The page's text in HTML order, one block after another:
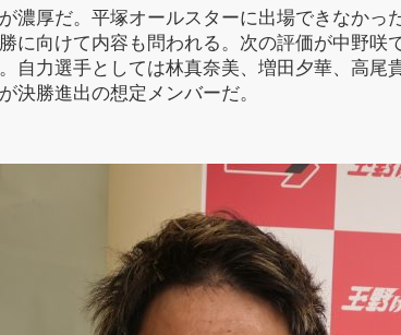
濃厚だ。平塚オールスターに出場できなかっ
に向けて内容も問われる。次の評価が中野
自力選手としては林真奈美、増田夕華、高
決勝進出の想定メンバーだ。